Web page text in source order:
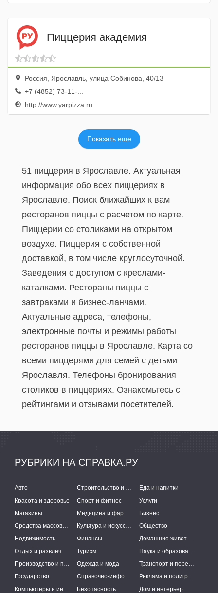
Пиццерия академия
Россия, Ярославль, улица Собинова, 40/13
+7 (4852) 73-11-...
http://www.yarpizza.ru
Показать еще
51 пиццерия в Ярославле. Актуальная
информация обо всех пиццериях в
Ярославле. Поиск ближайших к вам
ресторанов пиццы с расчетом по карте.
Пиццерии со столиками на открытом
воздухе. Пиццерия с собственной
доставкой, в том числе круглосуточной.
Заведения с доступом с креслами-
каталками. Рестораны пиццы с
завтраками и бизнес-ланчами.
Актуальные адреса, телефоны,
электронные почты и режимы работы
ресторанов пиццы в Ярославле. Карта со
всеми пиццерями для семей с детьми
Ярославля. Телефоны бронирования
столиков в пиццериях. Ознакомьтесь с
рейтингами и отзывами посетителей.
РУБРИКИ НА СПРАВКА.РУ
Авто Строительство и ремонт
Еда и напитки
Красота и здоровье
Спорт и фитнес
Услуги
Магазины
Медицина и фармацевтика
Бизнес
Средства массовой информации
Культура и искусство
Общество
Недвижимость
Финансы
Домашние животные
Отдых и развлечения
Туризм
Наука и образование
Производство и поставки
Одежда и мода
Транспорт и перевозки
Государство
Справочно-информационные системы
Реклама и полиграфия
Компьютеры и интернет
Безопасность Дом и интерьер